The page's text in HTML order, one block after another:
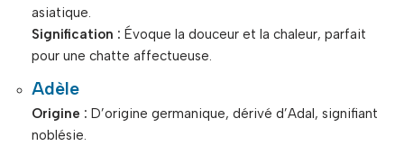
asiatique.
Signification : Évoque la douceur et la chaleur, parfait
pour une chatte affectueuse.
Adèle
Origine : D’origine germanique, dérivé d’Adal, signifiant
noblésie.